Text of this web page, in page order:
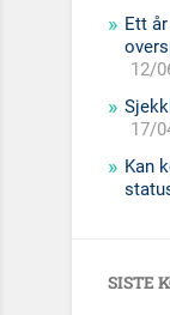
Ett
12/
17/
Kan
SISTE